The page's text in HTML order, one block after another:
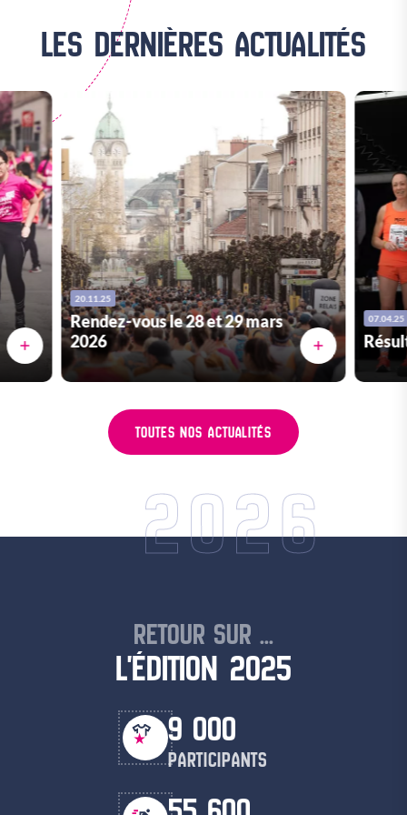
LES DERNIÈRES ACTUALITÉS
20.11.25
Rendez-vous le 28 et 29 mars
2026
07.04.25
TOUTES NOS ACTUALITÉS
2026
RETOUR SUR ...
L'ÉDITION 2025
9 000
PARTICIPANTS